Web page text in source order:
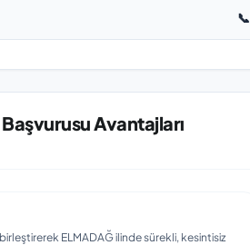
📞
Avantajları
ELMADAĞ ilinde sürekli, kesintisiz